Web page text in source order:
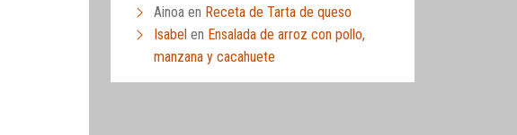
Ainoa en Receta de Tarta de queso
Isabel en Ensalada de arroz con pollo,
manzana y cacahuete